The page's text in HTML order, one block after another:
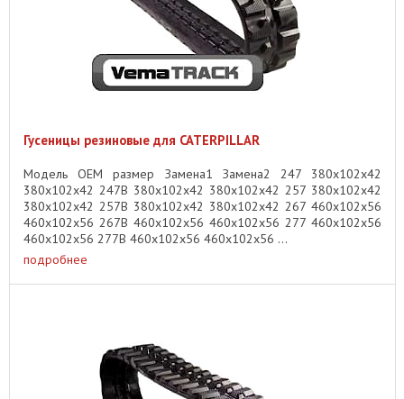
Гусеницы резиновые для CATERPILLAR
Модель OEM размер Замена1 Замена2 247 380x102x42
380x102x42 247B 380x102x42 380x102x42 257 380x102x42
380x102x42 257B 380x102x42 380x102x42 267 460x102x56
460x102x56 267B 460x102x56 460x102x56 277 460x102x56
460x102x56 277B 460x102x56 460x102x56 ...
подробнее